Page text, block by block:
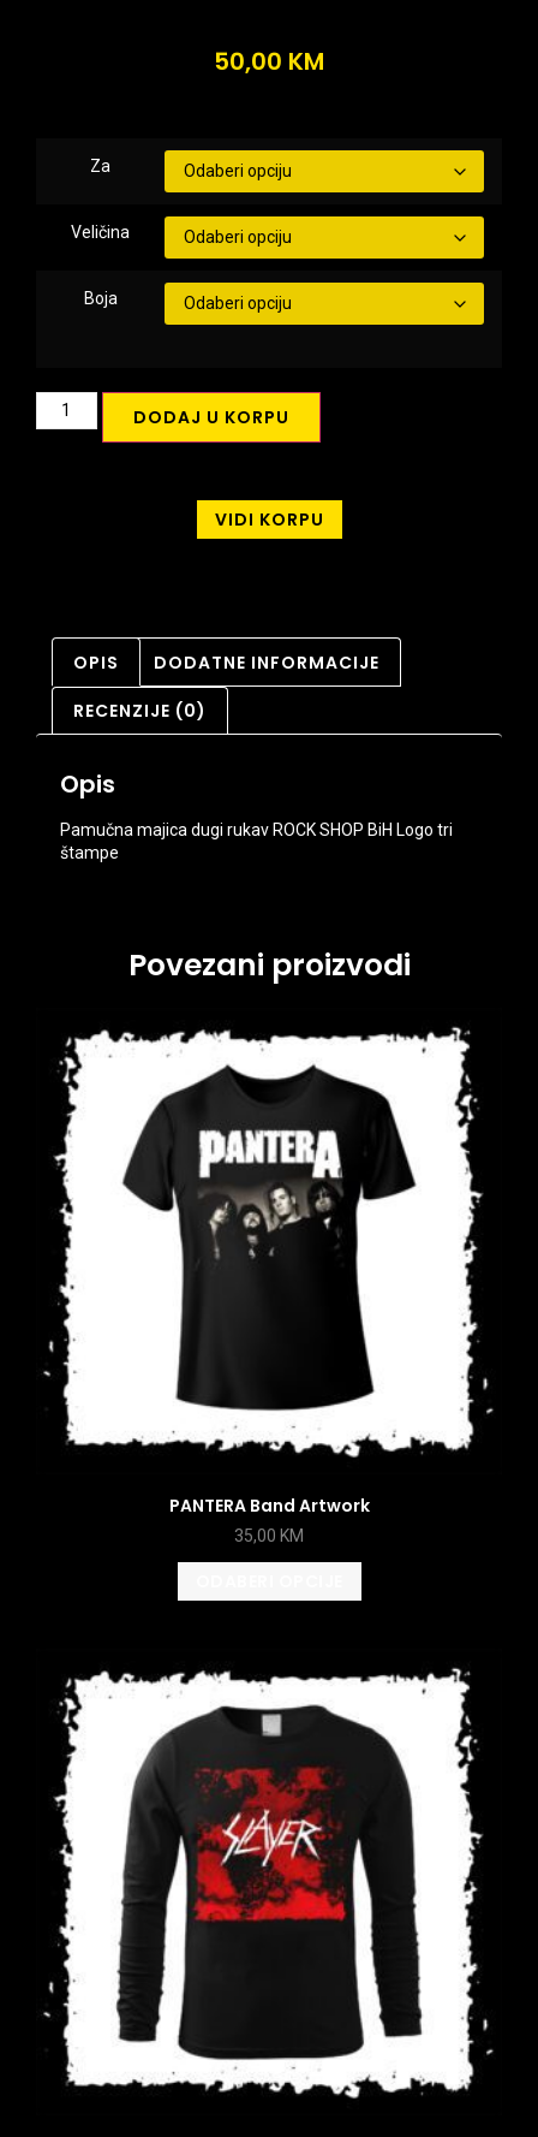
50,00 KM
Za
Veličina
Boja
DODAJ U KORPU
VIDI KORPU
OPIS DODATNE INFORMACIJE
RECENZIJE (0)
Opis
Pamučna majica dugi rukav ROCK SHOP BiH Logo tri
štampe
Povezani proizvodi
PANTERA Band Artwork
35,00 KM